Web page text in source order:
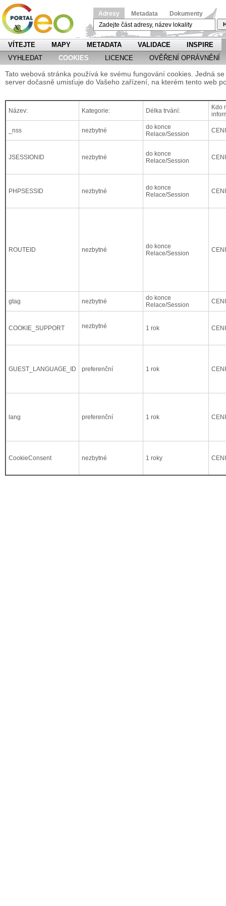
Adresy Metadata Dokumenty
VÍTEJTE MAPY METADATA VALIDACE
INSPIRE
VYHLEDAT
COOKIES LICENCE OVĚŘENÍ OPRÁVNĚNÍ
Tato webová stránka používá ke svému fungování cookies. Jedná
server dočasně umisťuje do Vašeho zařízení, na kterém tento web
Název: Kategorie: Délka trvání:
Kdo
_nss nezbytné
do konce
Relace/Session
JSESSIONID nezbytné
do konce
Relace/Session
PHPSESSID nezbytné
do konce
Relace/Session
ROUTEID nezbytné
do konce
Relace/Session
gtag nezbytné
do konce
Relace/Session
COOKIE_SUPPORT nezbytné 1 rok
GUEST_LANGUAGE_ID preferenční 1 rok
lang preferenční 1 rok
CookieConsent nezbytné 1 roky